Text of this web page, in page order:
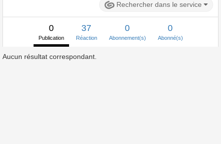
Rechercher dans le service
0
Publication
37
Réaction
0
Abonnement(s)
0
Abonné(s)
Aucun résultat correspondant.